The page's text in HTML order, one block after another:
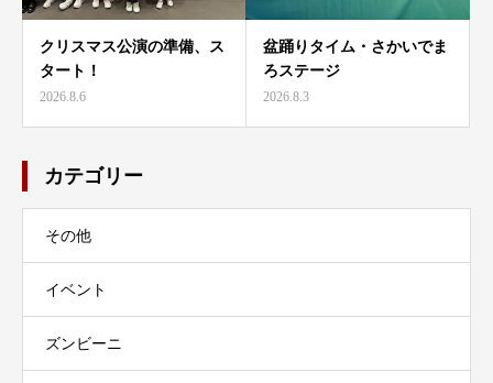
クリスマス公演の準備、ス
タート！
2026.8.6
盆踊りタイム・さかいでま
ろステージ
2026.8.3
カテゴリー
その他
イベント
ズンビーニ